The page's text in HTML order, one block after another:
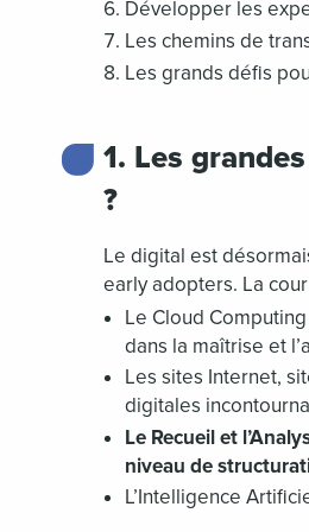
Développer les
Les chemins de
Les grands défis
1. Les
?
Le digital est
early adopters. La
Le Cloud
dans la maîtrise et
Les sites Internet,
digitales
Le Recueil et
niveau de
L’Intelligence